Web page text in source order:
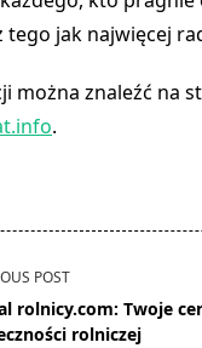
tego jak najwięcej
można znaleźć na
.
POST
rolnicy.com: Twoje
rolniczej